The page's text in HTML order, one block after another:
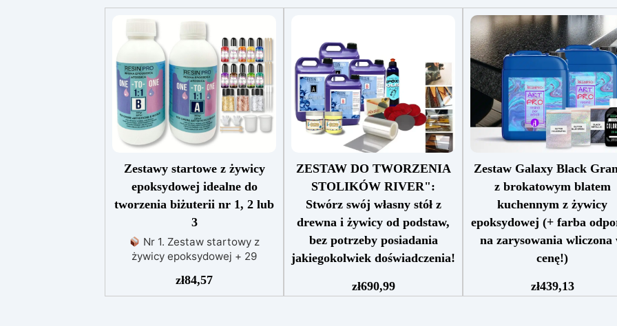
Zestawy startowe z żywicy
epoksydowej idealne do
tworzenia biżuterii nr 1, 2 lub
3
Nr 1. Zestaw startowy z
żywicy epoksydowej + 29
żywicy epoksydowej One to One
+ 29 przydatnych akcesoriów do
zł84,57
ZESTAW DO TWORZENIA
STOLIKÓW RIVER":
Stwórz swój własny stół z
drewna i żywicy od podstaw,
bez potrzeby posiadania
jakiegokolwiek doświadczenia!
do tworzenia stołów z drewna i
zł690,99
Zestaw Galaxy Black
z brokatowym blatem
kuchennym z żywicy
epoksydowej (+ farba
na zarysowania wliczona
cenę!)
epoksydową Art Pro, Czarny
zł439,13